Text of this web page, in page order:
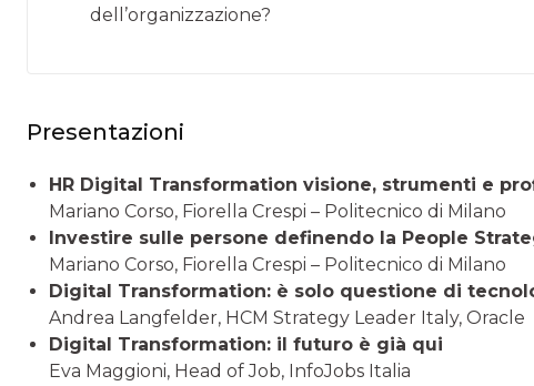
dell’organizzazione?
Presentazioni
HR Digital Transformation visione, strumenti e
Mariano Corso, Fiorella Crespi – Politecnico di Milano
Investire sulle persone definendo la People
Mariano Corso, Fiorella Crespi – Politecnico di Milano
Digital Transformation: è solo questione di
Andrea Langfelder, HCM Strategy Leader Italy, Oracle
Digital Transformation: il futuro è già qui
Eva Maggioni, Head of Job, InfoJobs Italia